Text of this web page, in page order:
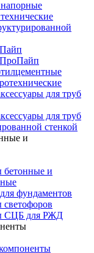
для труб
для труб
стенкой
и
и
фундаментов
СЦБ для РЖД